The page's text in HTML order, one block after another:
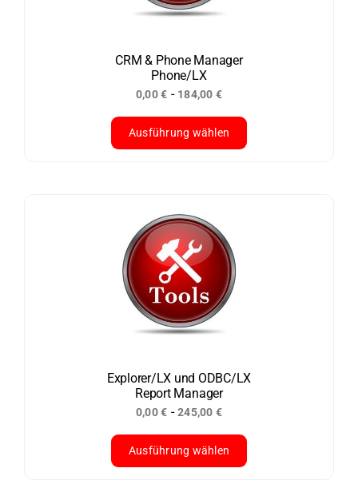
können
der
Produktseite
gewählt
werden
CRM & Phone Manager
Phone/LX
0,00€ - 184,00 €
Ausführung wählen
mehrere
Varianten
auf.
Die
Optionen
können
der
Produktseite
gewählt
werden
Explorer/LX und ODBC/LX
Report Manager
0,00€ -245,00 €
Ausführung wählen